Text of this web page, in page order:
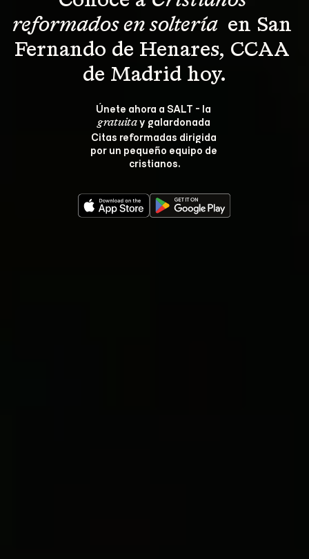
reformados en soltería en San
Fernando de Henares, CCAA
de Madrid hoy.
Únete ahora a SALT - la
gratuita y galardonada
Citas reformadas dirigida
por un pequeño equipo de
cristianos.